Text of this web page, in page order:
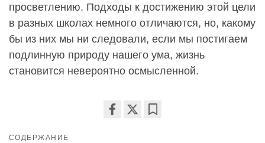
просветлению. Подходы к достижению этой цели
в разных школах немного отличаются, но, какому
бы из них мы ни следовали, если мы постигаем
подлинную природу нашего ума, жизнь
становится невероятно осмысленной.
СОДЕРЖАНИЕ